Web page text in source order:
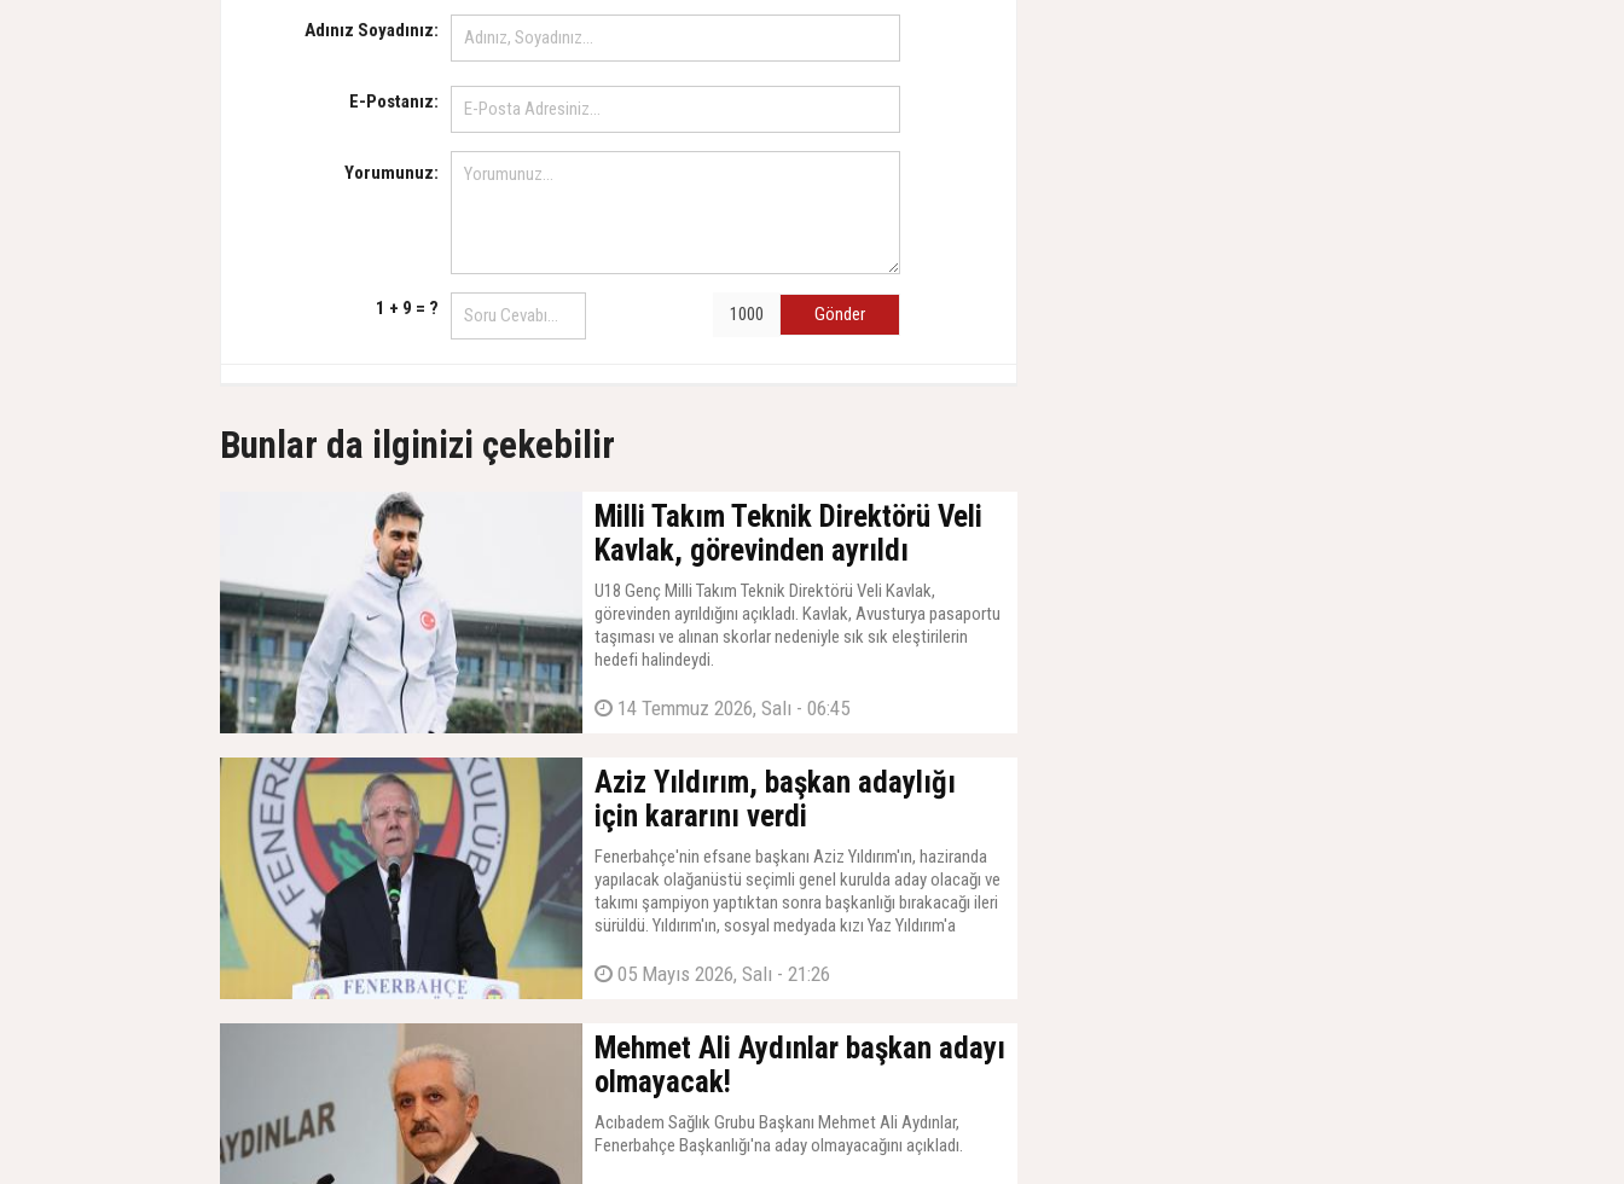
Adınız Soyadınız:
E-Postanız:
Yorumunuz:
1 + 9 = ? Gönder
Bunlar da ilginizi çekebilir
Milli Takım Teknik Direktörü Veli
Kavlak, görevinden ayrıldı
U18 Genç Milli Takım Teknik Direktörü Veli Kavlak,
görevinden ayrıldığını açıkladı. Kavlak, Avusturya pasaportu
taşıması ve alınan skorlar nedeniyle sık sık eleştirilerin
hedefi halindeydi.
14 Temmuz 2026, Salı - 06:45
Aziz Yıldırım, başkan adaylığı
için kararını verdi
Fenerbahçe'nin efsane başkanı Aziz Yıldırım'ın, haziranda
yapılacak olağanüstü seçimli genel kurulda aday olacağı ve
takımı şampiyon yaptıktan sonra başkanlığı bırakacağı ileri
sürüldü. Yıldırım'ın, sosyal medyada kızı Yaz Yıldırım'a
bir ekiple göreve hazırlandığı kaydedildi.
05 Mayıs 2026, Salı - 21:26
Mehmet Ali Aydınlar başkan adayı
olmayacak!
Acıbadem Sağlık Grubu Başkanı Mehmet Ali Aydınlar,
Fenerbahçe Başkanlığı'na aday olmayacağını açıkladı.